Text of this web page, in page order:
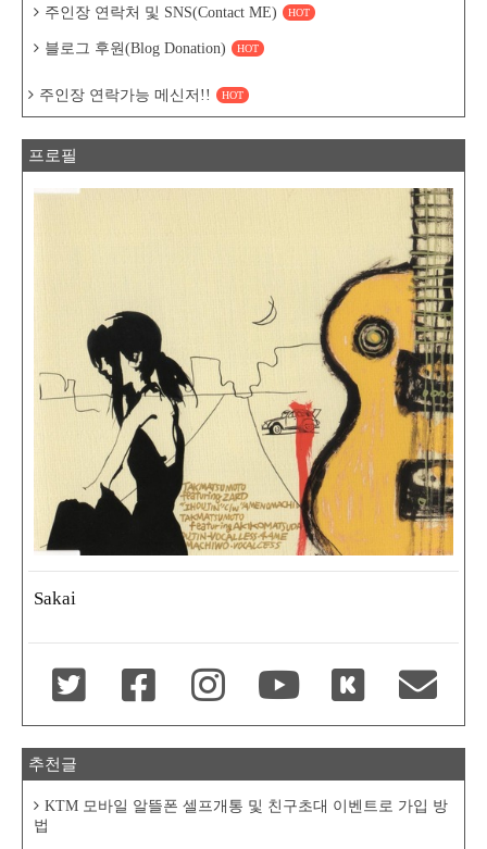
주인장 연락처 및 SNS(Contact ME) HOT
블로그 후원(Blog Donation) HOT
주인장 연락가능 메신저!! HOT
프로필
Sakai
추천글
KTM 모바일 알뜰폰 셀프개통 및 친구초대 이벤트로 가입 방
법